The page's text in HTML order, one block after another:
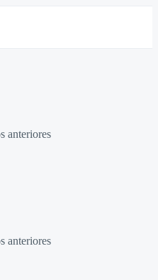
anteriores
anteriores